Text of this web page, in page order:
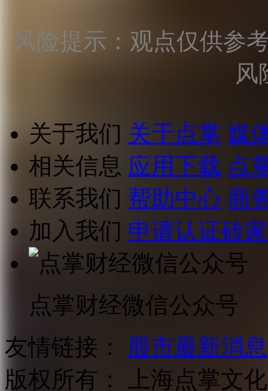
风险提示：观点仅供参
风
关于我们 关于点掌 媒
相关信息 应用下载 点
联系我们 帮助中心 商
加入我们 申请认证砖家
点掌财经微信公众号
友情链接：
股市最新消息
版权所有：
上海点掌文